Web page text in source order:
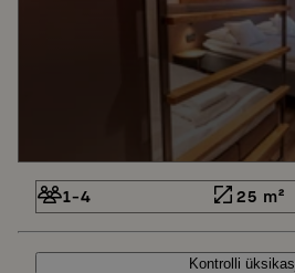
1-4 25 m²
Kontrolli